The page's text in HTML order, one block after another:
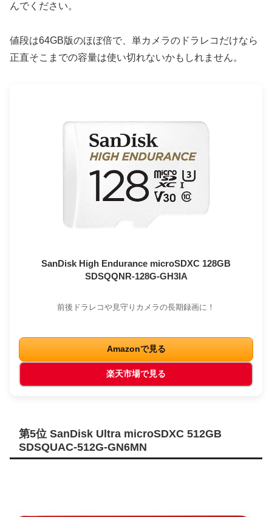
んでください。
値段は64GB版のほぼ倍で、単カメラのドラレコだけなら
正直そこまでの容量は使い切れないかもしれません。
SanDisk High Endurance microSDXC 128GB
SDSQQNR-128G-GH3IA
前後ドラレコや見守りカメラの長期録画に！
Amazonで見る
楽天市場で見る
第5位 SanDisk Ultra microSDXC 512GB
SDSQUAC-512G-GN6MN